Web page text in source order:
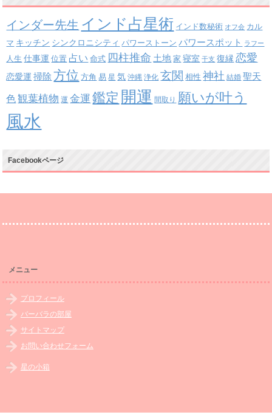
インダー先生 インド占星術 インド数秘術 オフ会 カル
マ キッチン シンクロニシティ パワーストーン パワースポット ラフー
人生 仕事運 位置 占い 命式 四柱推命 土地 家 寝室 干支 復縁 恋愛
恋愛運 掃除 方位 方角 易 星 気 沖縄 浄化 玄関 相性 神社 結婚 聖天
色 観葉植物 運 金運 鑑定 開運 間取り 願いが叶う
風水
Facebookページ
メニュー
プロフィール
バーバラの部屋
サイトマップ
お問い合わせフォーム
星の小箱